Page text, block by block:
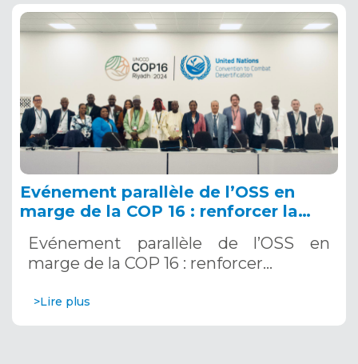
Evénement parallèle de l’OSS en
marge de la COP 16 : renforcer la
Systèmes d’Alerte Précoce
Multirisques. 12 décembre 2024
Evénement parallèle de l’OSS en
marge de la COP 16 : renforcer…
>Lire plus